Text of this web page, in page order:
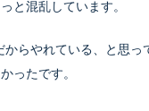
と混乱しています。
からやれている、と思っ
ったです。